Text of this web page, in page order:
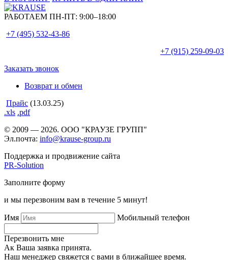
РАБОТАЕМ ПН-ПТ: 9:00–18:00
+7 (495) 532-43-86
+7 (915) 259-09-03
Заказать звонок
Возврат и обмен
Прайс (13.03.25)
.xls .pdf
© 2009 — 2026. ООО "КРАУЗЕ ГРУПП"
Эл.почта: info@krause-group.ru
Поддержка и продвижение сайта
PR-Solution
Заполните форму
и мы перезвоним вам в течение 5 минут!
Имя Мобильный телефон
Перезвонить мне
Ак Ваша заявка принята.
Наш менеджер свяжется с вами в ближайшее время.